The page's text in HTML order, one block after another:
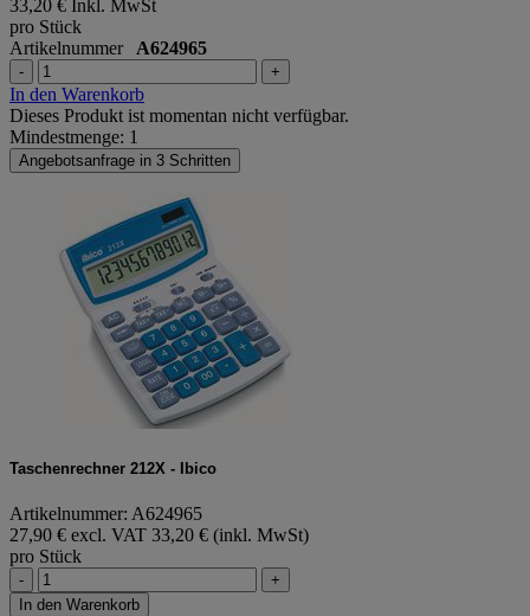
33,20 € Inkl. MwSt
pro Stück
Artikelnummer A624965
- +
In den Warenkorb
Dieses Produkt ist momentan nicht verfügbar.
Mindestmenge: 1
Angebotsanfrage in 3 Schritten
Taschenrechner 212X - Ibico
Artikelnummer: A624965
27,90 € excl. VAT 33,20 € (inkl. MwSt)
pro Stück
-
+
In den Warenkorb